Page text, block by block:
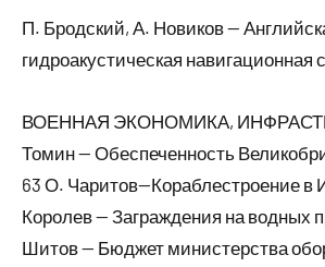
П. Бродский, А. Новиков —
гидроакустическая навигационная
ВОЕННАЯ ЭКОНОМИКА,
Томин — Обеспеченность
63 О. Чаритов—Кораблестроение в
Королев — Заграждения на водных
Шитов — Бюджет министерства